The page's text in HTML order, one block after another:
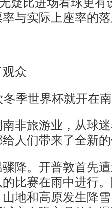
疑比进场看球更
与实际上座率的
众
季世界杯就开在南
旅游业，从球迷
人们带来了全新
。开普敦首先遭
比赛在雨中进行
地和高原发生降